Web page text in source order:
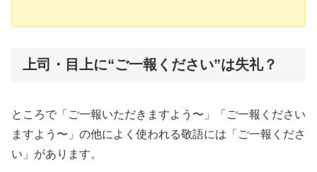
上司・目上に“ご一報ください”は失礼？
ところで「ご一報いただきますよう〜」「ご一報ください
ますよう〜」の他によく使われる敬語には「ご一報くださ
い」があります。